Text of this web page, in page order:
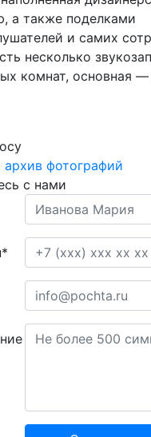
а также поделками
и самих
несколько
комнат, основная
архив фотографий
с нами